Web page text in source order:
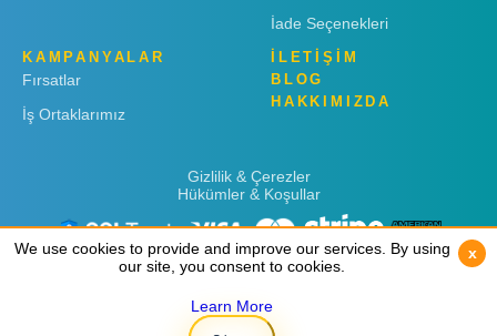
İade Seçenekleri
KAMPANYALAR
Fırsatlar
İş Ortaklarımız
İLETİŞİM
BLOG
HAKKIMIZDA
Gizlilik & Çerezler
Hükümler & Koşullar
Copyright © 2019 Rent 'n Connect
We use cookies to provide and improve our services. By using
our site, you consent to cookies.
Learn More
x
We use cookies to provide and improve our services. By using
our site, you consent to cookies.
Learn More
x